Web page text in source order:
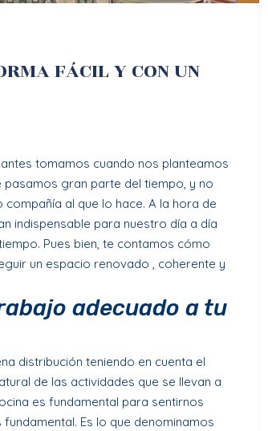
FÁCIL Y CON UN
tomamos cuando nos planteamos
pasamos gran parte del tiempo, y no
al que lo hace. A la hora de
indispensable para nuestro día a día
Pues bien, te contamos cómo
un espacio renovado , coherente y
adecuado a tu
distribución teniendo en cuenta el
de las actividades que se llevan a
es fundamental para sentirnos
Es lo que denominamos